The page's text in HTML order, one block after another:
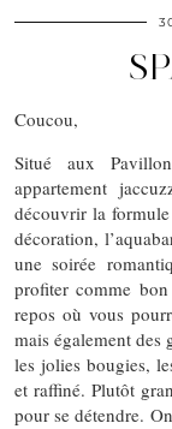
Coucou,
Situé aux
appartement
découvrir la
décoration,
une soirée
profiter comme
repos où vous
mais également des
les jolies bougies,
et raffiné. Plutôt
pour se détendre.